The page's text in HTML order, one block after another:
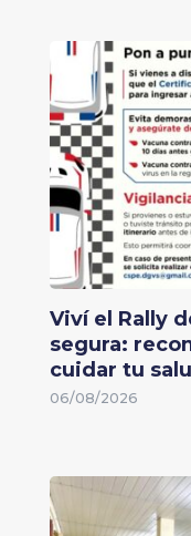
Viví el Rally
segura:
cuidar tu
06/08/2026